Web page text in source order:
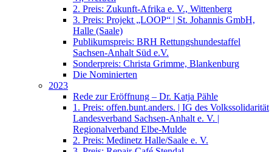
2. Preis: Zukunft-Afrika e. V., Wittenberg
3. Preis: Projekt „LOOP“ | St. Johannis GmbH,
Halle (Saale)
Publikumspreis: BRH Rettungshundestaffel
Sachsen-Anhalt Süd e.V.
Sonderpreis: Christa Grimme, Blankenburg
Die Nominierten
2023
Rede zur Eröffnung – Dr. Katja Pähle
1. Preis: offen.bunt.anders. | IG des Volkssolidarität
Landesverband Sachsen-Anhalt e. V. |
Regionalverband Elbe-Mulde
2. Preis: Medinetz Halle/Saale e. V.